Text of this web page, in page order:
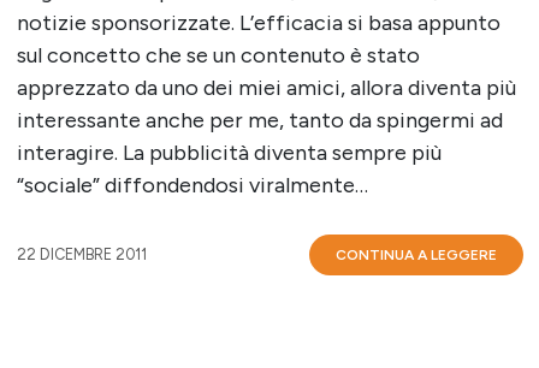
notizie sponsorizzate. L’efficacia si basa appunto
sul concetto che se un contenuto è stato
apprezzato da uno dei miei amici, allora diventa più
interessante anche per me, tanto da spingermi ad
interagire. La pubblicità diventa sempre più
“sociale” diffondendosi viralmente…
22 DICEMBRE 2011 CONTINUA A LEGGERE